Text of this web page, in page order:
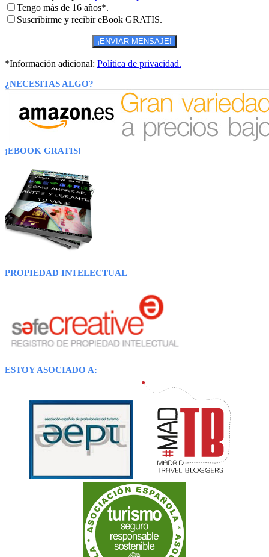
Tengo más de 16 años*.
Suscribirme y recibir eBook GRATIS.
*Información adicional: Política de privacidad.
¿NECESITAS ALGO?
¡EBOOK GRATIS!
PROPIEDAD INTELECTUAL
ESTOY ASOCIADO A: